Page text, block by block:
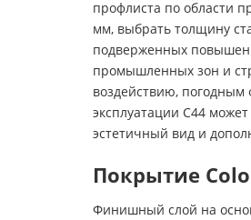
профлиста по области
мм, выбрать толщину
подверженных
промышленных зон и
воздействию, погодным
эксплуатации С44
эстетичный вид и
Покрытие
Финишный слой на